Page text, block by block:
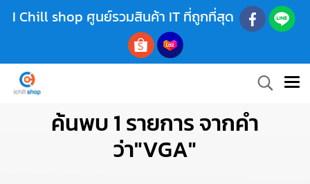
I Chill shop ศูนย์รวมสินค้า IT ที่ถูกที่สุด
ค้นพบ 1 รายการ จากคำ
ว่า"VGA"